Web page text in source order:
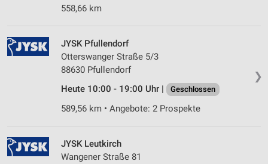
558,66 km
❯
JYSK Pfullendorf
Otterswanger Straße 5/3
88630 Pfullendorf
Heute 10:00 - 19:00 Uhr |
Geschlossen
589,56 km • Angebote: 2 Prospekte
JYSK Leutkirch
Wangener Straße 81